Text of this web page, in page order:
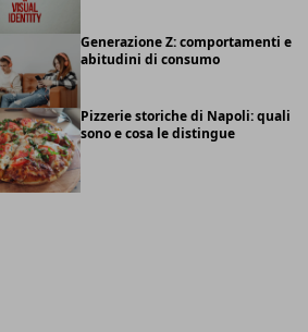
Generazione Z: comportamenti e
abitudini di consumo
Pizzerie storiche di Napoli: quali
sono e cosa le distingue